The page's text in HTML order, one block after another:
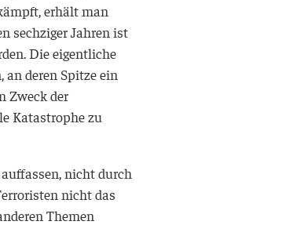
erhält man
sechziger Jahren ist
Die eigentliche
deren Spitze ein
Zweck der
Katastrophe zu
nicht durch
nicht das
Themen